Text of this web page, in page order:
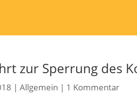
zur Sperrung des
| Allgemein | 1 Kommentar